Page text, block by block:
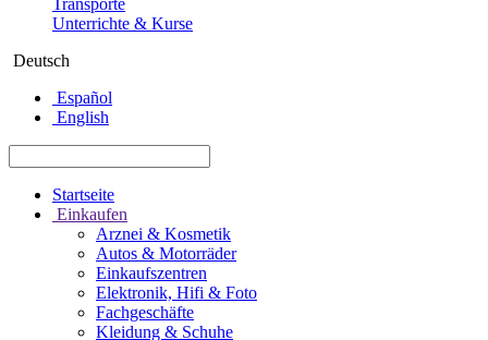
Transporte
Unterrichte & Kurse
Deutsch
Español
English
Startseite
Einkaufen
Arznei & Kosmetik
Autos & Motorräder
Einkaufszentren
Elektronik, Hifi & Foto
Fachgeschäfte
Kleidung & Schuhe